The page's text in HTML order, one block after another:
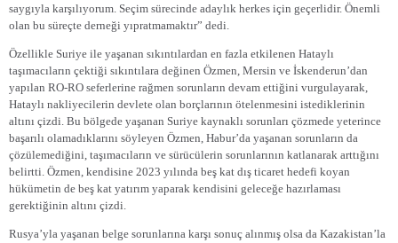
saygıyla karşılıyorum. Seçim sürecinde adaylık herkes için geçerlidir. Önemli
olan bu süreçte derneği yıpratmamaktır” dedi.
Özellikle Suriye ile yaşanan sıkıntılardan en fazla etkilenen Hataylı
taşımacıların çektiği sıkıntılara değinen Özmen, Mersin ve İskenderun’dan
yapılan RO-RO seferlerine rağmen sorunların devam ettiğini vurgulayarak,
Hataylı nakliyecilerin devlete olan borçlarının ötelenmesini istediklerinin
altını çizdi. Bu bölgede yaşanan Suriye kaynaklı sorunları çözmede yeterince
başarılı olamadıklarını söyleyen Özmen, Habur’da yaşanan sorunların da
çözülemediğini, taşımacıların ve sürücülerin sorunlarının katlanarak arttığını
belirtti. Özmen, kendisine 2023 yılında beş kat dış ticaret hedefi koyan
hükümetin de beş kat yatırım yaparak kendisini geleceğe hazırlaması
gerektiğinin altını çizdi.
Rusya’yla yaşanan belge sorunlarına karşı sonuç alınmış olsa da Kazakistan’la